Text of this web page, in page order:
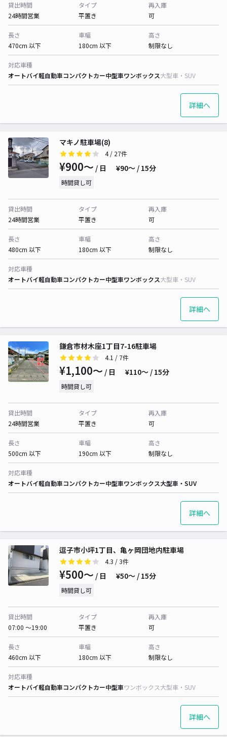
貸出時間
24時間営業
タイプ
平置き
再入庫
可
長さ
470cm 以下
車幅
180cm 以下
高さ
制限なし
対応車種
オートバイ軽自動車コンパクトカー中型車ワンボックス大型車・SUV
詳細へ
マキノ駐車場(8)
4/ 27件
¥900〜 / 日 ¥90〜 / 15分
時間貸し可
貸出時間
24時間営業
タイプ
平置き
再入庫
可
長さ
480cm 以下
車幅
180cm 以下
高さ
制限なし
対応車種
オートバイ軽自動車コンパクトカー中型車ワンボックス大型車・SUV
詳細へ
鎌倉市材木座1丁目7-16駐車場
4.1 / 7件
¥1,100〜 / 日 ¥110〜 / 15分
時間貸し可
貸出時間
24時間営業
タイプ
平置き
再入庫
可
長さ
500cm 以下
車幅
190cm 以下
高さ
制限なし
対応車種
オートバイ軽自動車コンパクトカー中型車ワンボックス大型車・SUV
詳細へ
逗子市小坪1丁目、亀ヶ岡団地内駐車場
4.3 / 3件
¥500〜 / 日 ¥50〜 / 15分
時間貸し可
貸出時間
07:00 〜19:00
タイプ
平置き
再入庫
可
長さ
460cm 以下
車幅
180cm 以下
高さ
制限なし
対応車種
オートバイ軽自動車コンパクトカー中型車ワンボックス大型車・SUV
詳細へ